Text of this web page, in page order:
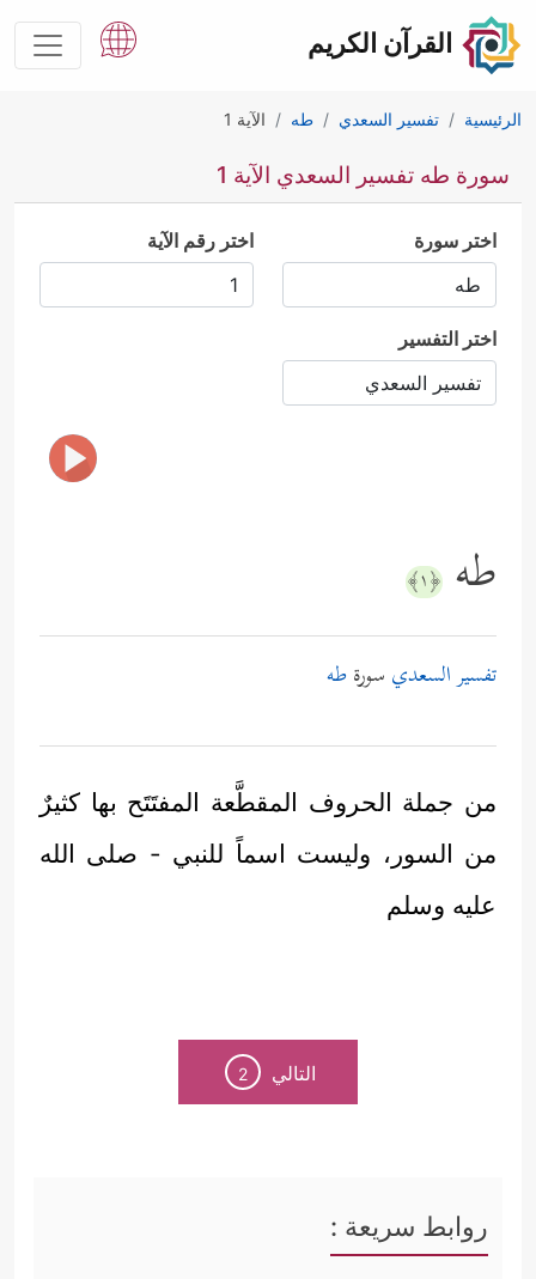
القرآن الكريم
الرئيسية تفسير السعدي طه الآية 1
سورة طه تفسير السعدي الآية 1
اختر سورة اختر رقم الآية
اختر التفسير
طه ﴿١﴾
تفسير السعدي سورة طه
من جملة الحروف المقطَّعة المفتَتَح بها كثيرٌ
من السور، وليست اسماً للنبي - صلى الله
عليه وسلم
التالي 2
روابط سريعة :